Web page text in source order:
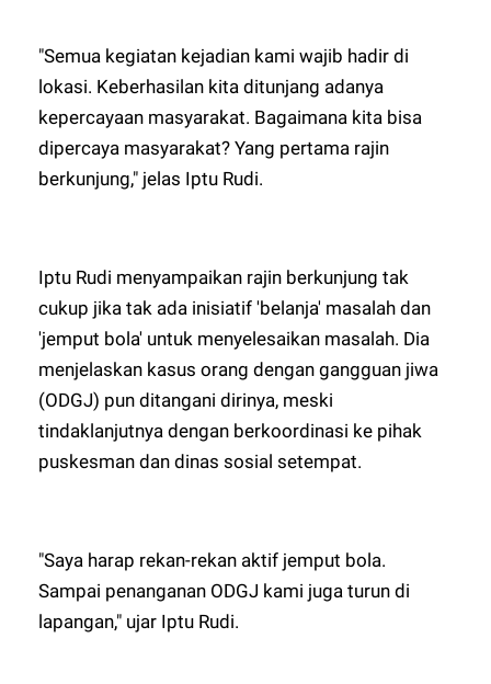
"Semua kegiatan kejadian kami wajib hadir di
lokasi. Keberhasilan kita ditunjang adanya
kepercayaan masyarakat. Bagaimana kita bisa
dipercaya masyarakat? Yang pertama rajin
berkunjung," jelas Iptu Rudi.
Iptu Rudi menyampaikan rajin berkunjung tak
cukup jika tak ada inisiatif 'belanja' masalah dan
'jemput bola' untuk menyelesaikan masalah. Dia
menjelaskan kasus orang dengan gangguan jiwa
(ODGJ) pun ditangani dirinya, meski
tindaklanjutnya dengan berkoordinasi ke pihak
puskesman dan dinas sosial setempat.
"Saya harap rekan-rekan aktif jemput bola.
Sampai penanganan ODGJ kami juga turun di
lapangan," ujar Iptu Rudi.